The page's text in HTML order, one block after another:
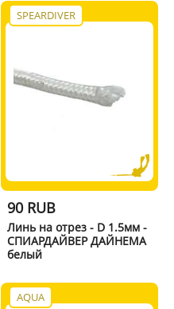
SPEARDIVER
90 RUB
Линь на отрез - D 1.5мм -
СПИАРДАЙВЕР ДАЙНЕМА
белый
AQUA